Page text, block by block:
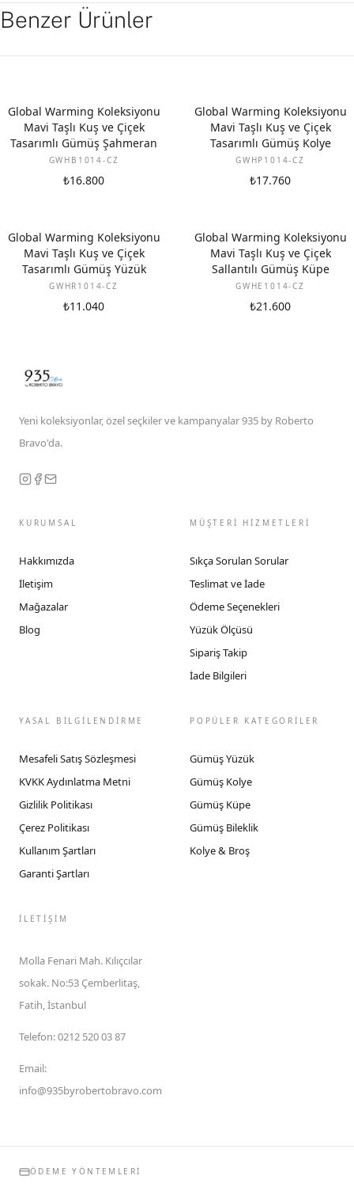
Benzer Ürünler
Global Warming Koleksiyonu
Mavi Taşlı Kuş ve Çiçek
Tasarımlı Gümüş Şahmeran
GWHB1014-CZ
₺16.800
Global Warming Koleksiyonu
Mavi Taşlı Kuş ve Çiçek
Tasarımlı Gümüş Kolye
GWHP1014-CZ
₺17.760
Global Warming Koleksiyonu
Mavi Taşlı Kuş ve Çiçek
Tasarımlı Gümüş Yüzük
GWHR1014-CZ
₺11.040
Global Warming Koleksiyonu
Mavi Taşlı Kuş ve Çiçek
Sallantılı Gümüş Küpe
GWHE1014-CZ
₺21.600
Yeni koleksiyonlar, özel seçkiler ve kampanyalar 935 by Roberto
Bravo'da.
KURUMSAL
Hakkımızda
İletişim
Mağazalar
Blog
MÜŞTERİ HİZMETLERİ
Sıkça Sorulan Sorular
Teslimat ve İade
Ödeme Seçenekleri
Yüzük Ölçüsü
Sipariş Takip
İade Bilgileri
YASAL BİLGİLENDİRME
Mesafeli Satış Sözleşmesi
KVKK Aydınlatma Metni
Gizlilik Politikası
Çerez Politikası
Kullanım Şartları
Garanti Şartları
POPÜLER KATEGORİLER
Gümüş Yüzük
Gümüş Kolye
Gümüş Küpe
Gümüş Bileklik
Kolye & Broş
İLETIŞIM
Molla Fenari Mah. Kılıçcılar
sokak. No:53 Çemberlitaş,
Fatih, İstanbul
Telefon:0212 520 03 87
Email:
info@935byrobertobravo.com
ÖDEME YÖNTEMLERI